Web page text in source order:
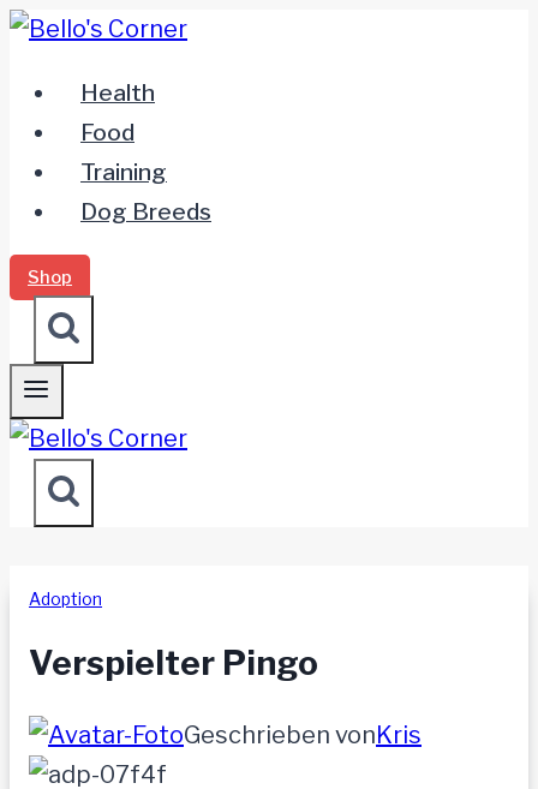
Zum
springenHealth
Food
Training
Dog Breeds
Shop
Adoption
Verspielter Pingo
Geschrieben vonKris